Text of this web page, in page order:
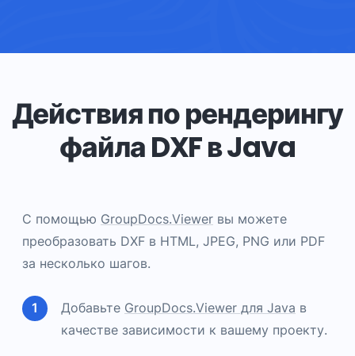
Действия по рендерингу
файла DXF в Java
С помощью GroupDocs.Viewer вы можете
преобразовать DXF в HTML, JPEG, PNG или PDF
за несколько шагов.
Добавьте GroupDocs.Viewer для Java в
качестве зависимости к вашему проекту.